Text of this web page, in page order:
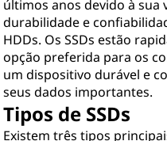
últimos anos devido à sua
durabilidade e
HDDs. Os SSDs estão
opção preferida para os
um dispositivo durável e
seus dados importantes.
Tipos de SSDs
Existem três tipos